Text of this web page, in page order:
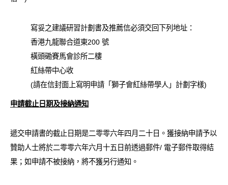
寫妥之建議研習計劃書及推薦信必須交回下列地址：
香港九龍聯合道東200 號
橫頭磡賽馬會診所二樓
紅絲帶中心收
(請在信封面上寫明申請「獅子會紅絲帶學人」計劃字樣)
申請截止日期及接納通知
遞交申請書的截止日期是二零零六年四月二十日。獲接納申請予以
贊助人士將於二零零六年六月十五日前透過郵件/ 電子郵件取得結
果；如申請不被接納，將不獲另行通知。